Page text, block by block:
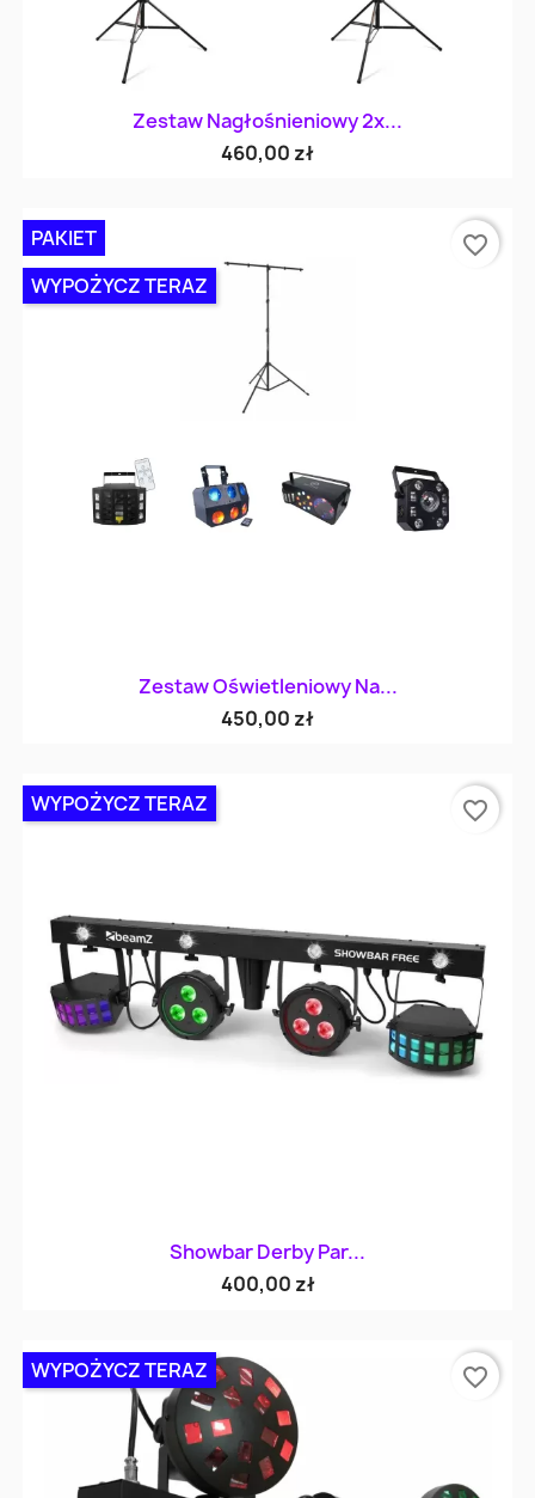
Zestaw Nagłośnieniowy 2x...
460,00 zł
Zestaw Oświetleniowy Na...
450,00 zł
PAKIET
WYPOŻYCZ TERAZ
favorite_border
Showbar Derby Par...
400,00 zł
WYPOŻYCZ TERAZ favorite_border
WYPOŻYCZ TERAZ favorite_border